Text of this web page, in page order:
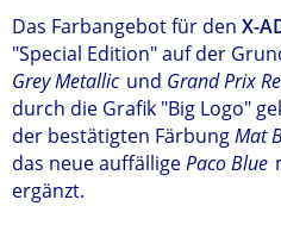
Das Farbangebot für den X-
"Special Edition" auf der
Grey Metallic und Grand Prix
durch die Grafik "Big Logo"
der bestätigten FärbungMat
das neue auffälligePaco Blue
ergänzt.